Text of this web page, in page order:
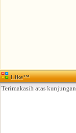
Like™
Terimakasih atas